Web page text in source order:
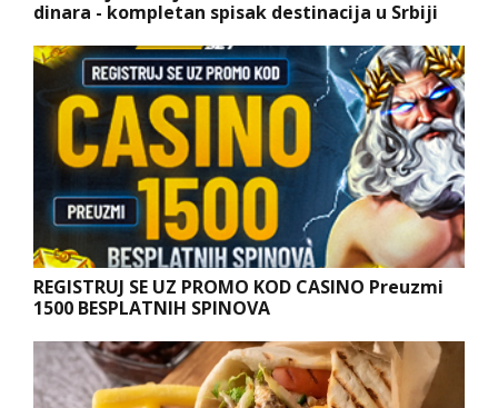
dinara - kompletan spisak destinacija u Srbiji
REGISTRUJ SE UZ PROMO KOD CASINO Preuzmi
1500 BESPLATNIH SPINOVA